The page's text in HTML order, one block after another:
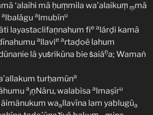
‘alaihi mā ḥuṃmila wa’alaikuṃṃmā
albalägu almubīnu
layastaclifaṇnahum fie alárḍi kamā
allavie artaḍoë lahum
lā yuṡrikūna bie ṡaiáṇa; Wamaṅ
turḥamūna
a
lṇNāru, walabìsa almaṣīru
waallavīna lam yablugūa